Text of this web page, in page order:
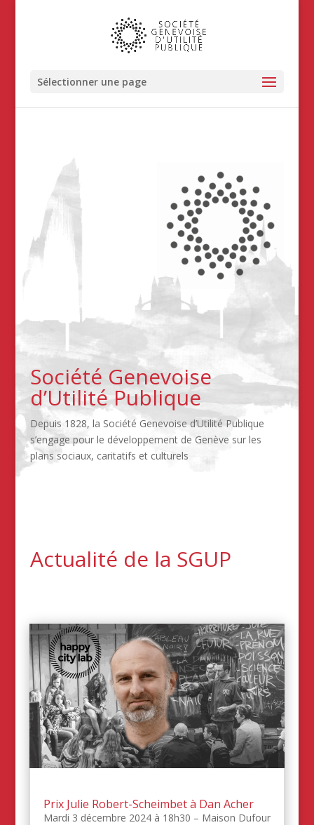
Sélectionner une page
Société Genevoise
d’Utilité Publique
Depuis 1828, la Société Genevoise d’Utilité Publique
s’engage pour le développement de Genève sur les
plans sociaux, caritatifs et culturels
Actualité de la SGUP
Prix Julie Robert-Scheimbet à Dan Acher
Mardi 3 décembre 2024 à 18h30 – Maison Dufour